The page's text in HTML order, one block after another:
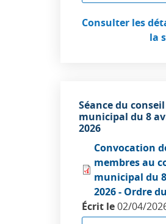
Consulter les
la
Séance du conseil
municipal du 8
2026
Convocation
membres au
municipal du
2026 - Ordre
Écrit le02/04/